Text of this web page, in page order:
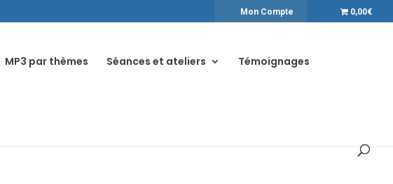
Mon Compte 0,00€
MP3 par thèmes Séances et ateliers Témoignages